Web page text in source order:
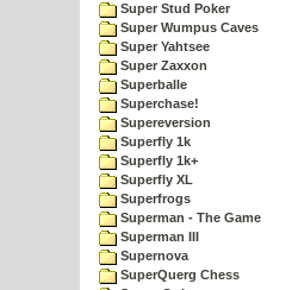
Super Stud Poker
Super Wumpus Caves
Super Yahtsee
Super Zaxxon
Superballe
Superchase!
Supereversion
Superfly 1k
Superfly 1k+
Superfly XL
Superfrogs
Superman - The Game
Superman III
Supernova
SuperQuerg Chess